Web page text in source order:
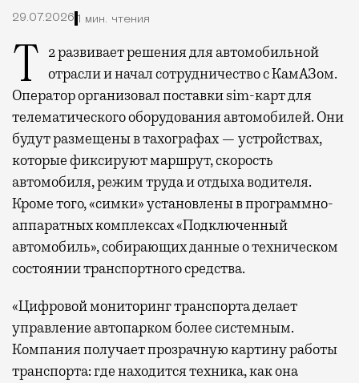
29.07.2026 1 мин. чтения
Т2 развивает решения для автомобильной отрасли и начал сотрудничество с КамАЗом.
Оператор организовал поставки sim-карт для
телематического оборудования автомобилей. Они
будут размещены в тахографах — устройствах,
которые фиксируют маршрут, скорость
автомобиля, режим труда и отдыха водителя.
Кроме того, «симки» установлены в программно-
аппаратных комплексах «Подключенный
автомобиль», собирающих данные о техническом
состоянии транспортного средства.
«Цифровой мониторинг транспорта делает
управление автопарком более системным.
Компания получает прозрачную картину работы
транспорта: где находится техника, как она